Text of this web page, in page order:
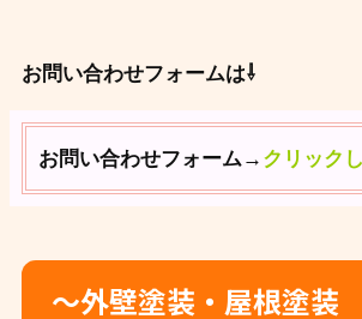
お問い合わせフォームは⇩
お問い合わせフォーム→ クリック
～外壁塗装・屋根塗